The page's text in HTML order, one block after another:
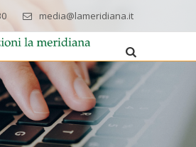
media@lameridiana.it